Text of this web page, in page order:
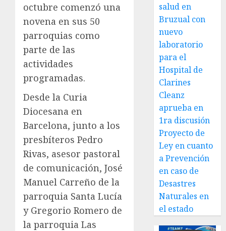
octubre comenzó una
novena en sus 50
parroquias como
parte de las
actividades
programadas.
Desde la Curia
Diocesana en
Barcelona, junto a los
presbíteros Pedro
Rivas, asesor pastoral
de comunicación, José
Manuel Carreño de la
parroquia Santa Lucía
y Gregorio Romero de
la parroquia Las
salud en
Bruzual con
nuevo
laboratorio
para el
Hospital de
Clarines
Cleanz
aprueba en
1ra discusión
Proyecto de
Ley en cuanto
a Prevención
en caso de
Desastres
Naturales en
el estado